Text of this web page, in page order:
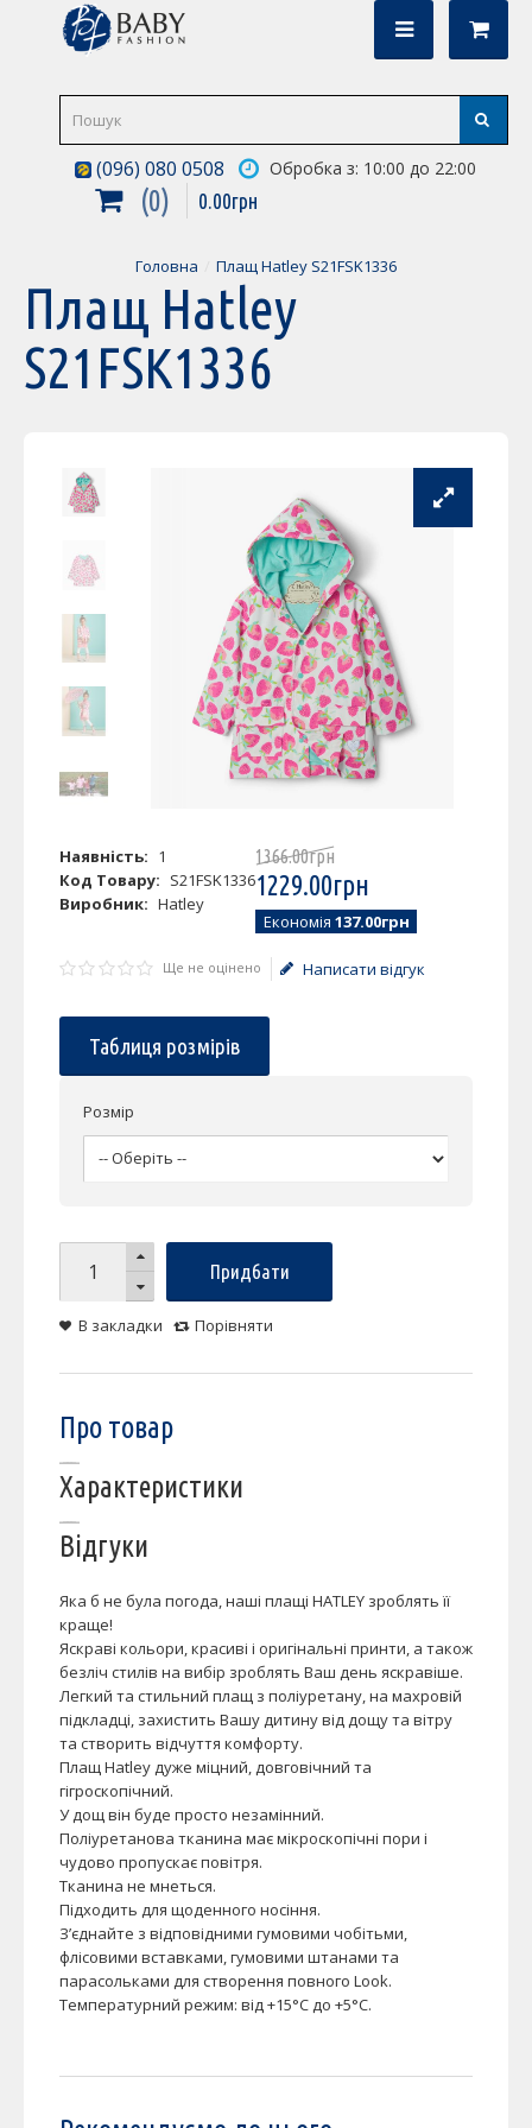
(096) 080 0508 Обробка з: 10:00 до 22:00
0 0.00грн
Головна Плащ Hatley S21FSK1336
Плащ Hatley
S21FSK1336
Наявність: 1
Код Товару: S21FSK1336
Виробник: Hatley
1366.00грн
1229.00грн
Економія 137.00грн
Ще не оцінено Написати відгук
Таблиця розмірів
Розмір
Придбати
В закладки Порівняти
Про товар
Характеристики
Відгуки
Яка б не була погода, наші плащі HATLEY зроблять її
краще!
Яскраві кольори, красиві і оригінальні принти, а також
безліч стилів на вибір зроблять Ваш день яскравіше.
Легкий та стильний плащ з поліуретану, на махровій
підкладці, захистить Вашу дитину від дощу та вітру
та створить відчуття комфорту.
Плащ Hatley дуже міцний, довговічний та
гігроскопічний.
У дощ він буде просто незамінний.
Поліуретанова тканина має мікроскопічні пори і
чудово пропускає повітря.
Тканина не мнеться.
Підходить для щоденного носіння.
З’єднайте з відповідними гумовими чобітьми,
флісовими вставками, гумовими штанами та
парасольками для створення повного Look.
Температурний режим: від +15°C до +5°C.